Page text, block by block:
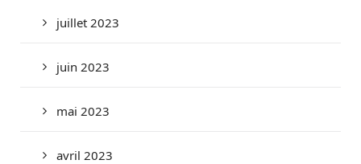
juillet 2023
juin 2023
mai 2023
avril 2023